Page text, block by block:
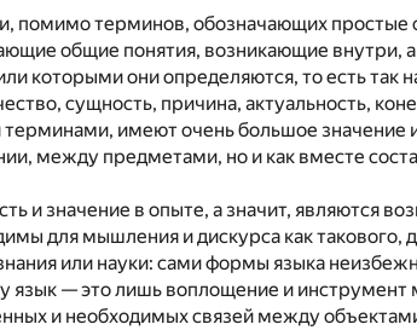
терминов, обозначающих простые
общие понятия, возникающие внутри,
которыми они определяются, то есть так
сущность, причина, актуальность,
имеют очень большое значение и
между предметами, но и как вместе
и значение в опыте, а значит, являются
для мышления и дискурса как такового,
или науки: сами формы языка
язык — это лишь воплощение и
и необходимых связей между